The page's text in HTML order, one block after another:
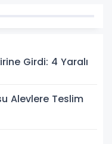
Girdi: 4 Yaralı
Alevlere Teslim